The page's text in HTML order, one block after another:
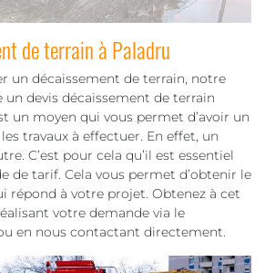
de terrain à Paladru
un décaissement de terrain, notre
un devis décaissement de terrain
un moyen qui vous permet d’avoir un
travaux à effectuer. En effet, un
C’est pour cela qu’il est essentiel
de tarif. Cela vous permet d’obtenir le
répond à votre projet. Obtenez à cet
votre demande via le
en nous contactant directement.